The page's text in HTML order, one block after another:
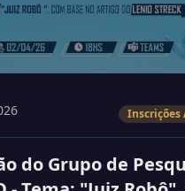
Inscrições
do Grupo de